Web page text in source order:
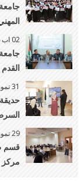
02 اب 2026
لكرة
31 تموز 2026
حديقة
29 تموز 2026
قسم
مركز